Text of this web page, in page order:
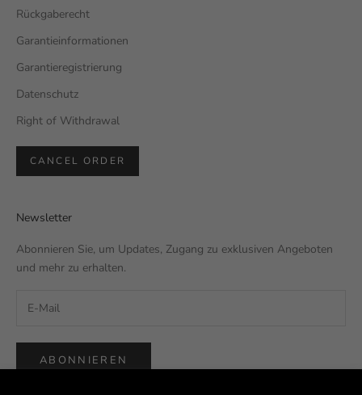
Rückgaberecht
Garantieinformationen
Garantieregistrierung
Datenschutz
Right of Withdrawal
CANCEL ORDER
Newsletter
Abonnieren Sie, um Updates, Zugang zu exklusiven Angeboten
und mehr zu erhalten.
ABONNIEREN